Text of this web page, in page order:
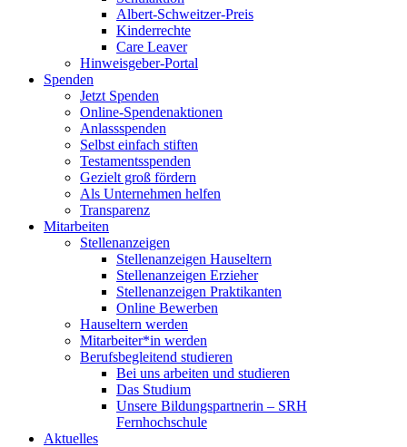
Albert-Schweitzer-Preis
Kinderrechte
Care Leaver
Hinweisgeber-Portal
Spenden
Jetzt Spenden
Online-Spendenaktionen
Anlassspenden
Selbst einfach stiften
Testamentsspenden
Gezielt groß fördern
Als Unternehmen helfen
Transparenz
Mitarbeiten
Stellenanzeigen
Stellenanzeigen Hauseltern
Stellenanzeigen Erzieher
Stellenanzeigen Praktikanten
Online Bewerben
Hauseltern werden
Mitarbeiter*in werden
Berufsbegleitend studieren
Bei uns arbeiten und studieren
Das Studium
Unsere Bildungspartnerin – SRH
Fernhochschule
Aktuelles